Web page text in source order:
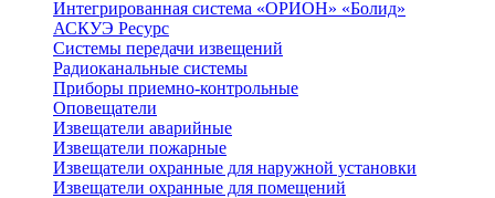
Интегрированная система «ОРИОН» «Болид»
АСКУЭ Ресурс
Системы передачи извещений
Радиоканальные системы
Приборы приемно-контрольные
Оповещатели
Извещатели аварийные
Извещатели пожарные
Извещатели охранные для наружной установки
Извещатели охранные для помещений